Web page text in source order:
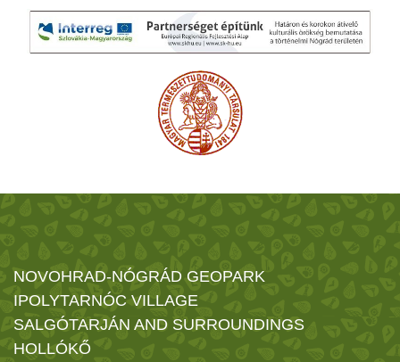
NOVOHRAD-NÓGRÁD GEOPARK
IPOLYTARNÓC VILLAGE
SALGÓTARJÁN AND SURROUNDINGS
HOLLÓKŐ